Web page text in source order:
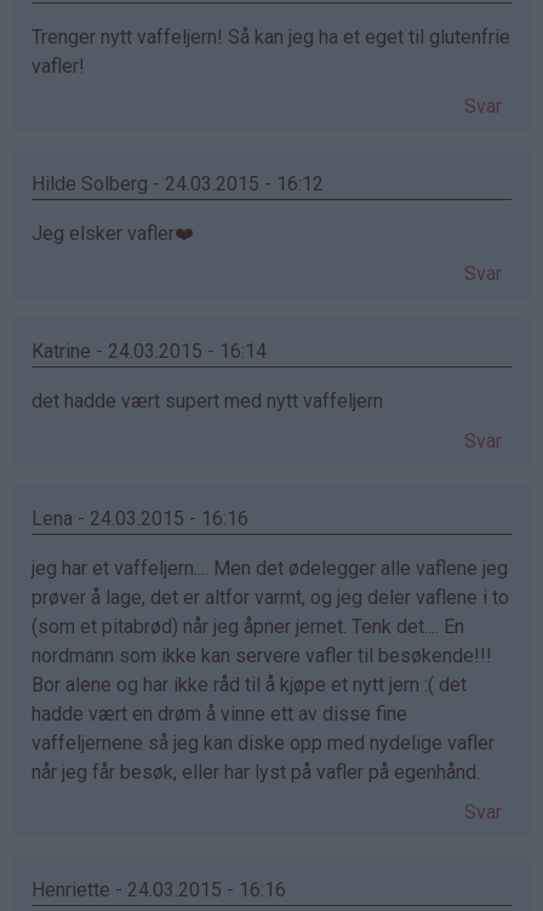
Trenger nytt vaffeljern! Så kan jeg ha et eget til glutenfrie
vafler!
Svar
Hilde Solberg - 24.03.2015 - 16:12
Jeg elsker vafler❤️
Svar
Katrine - 24.03.2015 - 16:14
det hadde vært supert med nytt vaffeljern
Svar
Lena - 24.03.2015 - 16:16
jeg har et vaffeljern.... Men det ødelegger alle vaflene jeg
prøver å lage, det er altfor varmt, og jeg deler vaflene i to
(som et pitabrød) når jeg åpner jernet. Tenk det.... En
nordmann som ikke kan servere vafler til besøkende!!!
Bor alene og har ikke råd til å kjøpe et nytt jern :( det
hadde vært en drøm å vinne ett av disse fine
vaffeljernene så jeg kan diske opp med nydelige vafler
når jeg får besøk, eller har lyst på vafler på egenhånd.
Svar
Henriette - 24.03.2015 - 16:16